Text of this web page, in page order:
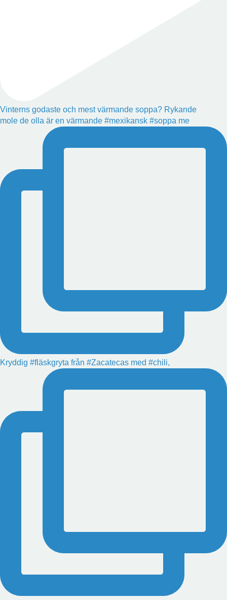
Vinterns godaste och mest värmande soppa? Rykande
mole de olla är en värmande #mexikansk #soppa me
Kryddig #fläskgryta från #Zacatecas med #chili,